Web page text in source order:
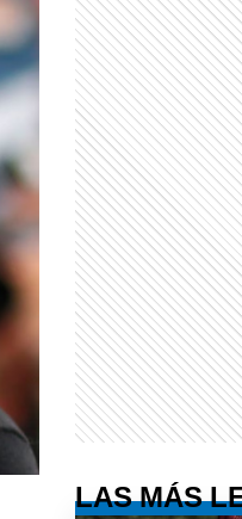
LAS MÁS